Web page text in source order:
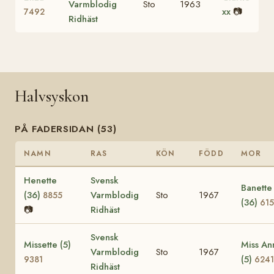
7492
Varmblodig
Ridhäst
Sto 1963
xx 📷
Halvsyskon
PÅ FADERSIDAN (53)
NAMN RAS KÖN FÖDD MOR
Henette
(36) 8855
📷
Svensk
Varmblodig
Ridhäst
Sto 1967
Banette
(36)
Missette (5)
9381
Svensk
Varmblodig
Ridhäst
Sto 1967
Miss
(5) 6241